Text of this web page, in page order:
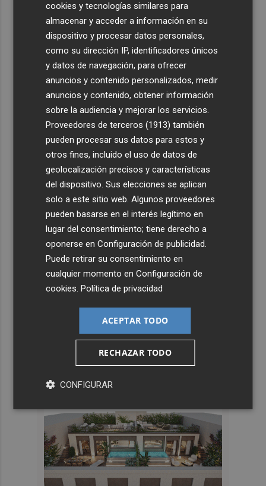
cookies y tecnologías similares para
almacenar y acceder a información en su
dispositivo y procesar datos personales,
como su dirección IP, identificadores únicos
y datos de navegación, para ofrecer
anuncios y contenido personalizados, medir
anuncios y contenido, obtener información
sobre la audiencia y mejorar los servicios.
Proveedores de terceros (1913) también
pueden procesar sus datos para estos y
otros fines, incluido el uso de datos de
geolocalización precisos y características
del dispositivo. Sus elecciones se aplican
solo a este sitio web. Algunos proveedores
pueden basarse en el interés legítimo en
lugar del consentimiento; tiene derecho a
oponerse enConfiguración de publicidad
Puede retirar su consentimiento en
cualquier momento enConfiguración de
cookies .Política de privacidad
ACEPTAR TODO
RECHAZAR TODO
CONFIGURAR